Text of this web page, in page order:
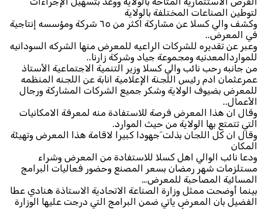
لتوطين الصناعات المختلفة بالولاية
وكشف والي كسلا عن مشاركة اكثر من ٦٥ شركة ومؤسسه إنتاجية
في المعرض..
وعبر عن تقديره للشركات الراعيه للمعرض منها الشركه السودانيه
للمواردالمعدنيه ومجموعة جياد وشركة زارنا..
من جانبه رحب نائب والي كسلا وزير التنمية الاجتماعية الأستاذ
عمرعثمان ادم رئيس اللجنة الإعلامية انابة عن اللجنه المنظمه
للمعرض بضيوف الولاية وشكر جميع الشركات المشاركة ورجال
الأعمال..
وقال ان هذا المعرض فرصة للاستفادة منه لمعرفة الامكانيات
التي تتمتع بها الولاية من حيث الموارد.
وقال ان كل اللجان بذلت َجهودا كبيرا لاقامة هذا المعرض وتهيئة
المكان
ودعا نائب الوالي اهل كسلا للاستفادة من المعرض وشراء
مستلزمات شهر رمضان بسعر المصنع وحضور فعاليات البرامج
المسائية المصاحبة للمعرض…
بينما أوضحت ممثل وزارة الصناعة الاتحادية الاستاذة هنادي عطا
الفضيل بان المعرض ياتي ضمن البرامج التي درجت عليها الوزارة